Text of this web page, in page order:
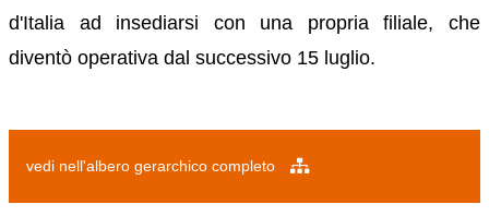
d'Italia ad insediarsi con una propria filiale, che
diventò operativa dal successivo 15 luglio.
vedi nell'albero gerarchico completo